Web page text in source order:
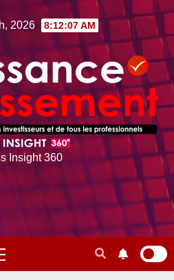
2026 8:12:08 AM
Insight 360